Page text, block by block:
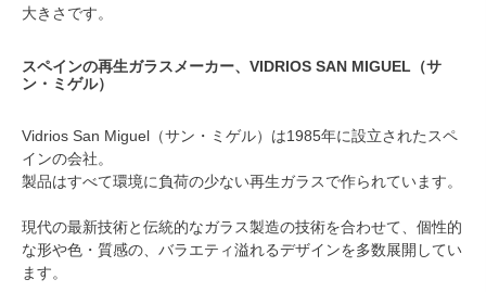
大きさです。
スペインの再生ガラスメーカー、VIDRIOS SAN MIGUEL（サ
ン・ミゲル）
Vidrios San Miguel（サン・ミゲル）は1985年に設立されたスペ
インの会社。
製品はすべて環境に負荷の少ない再生ガラスで作られています。
現代の最新技術と伝統的なガラス製造の技術を合わせて、個性的
な形や色・質感の、バラエティ溢れるデザインを多数展開してい
ます。